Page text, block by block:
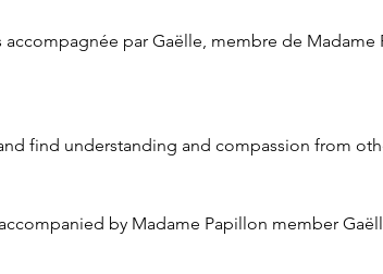
accompagnée par Gaëlle, membre de Madame
find understanding and compassion from
by Madame Papillon member